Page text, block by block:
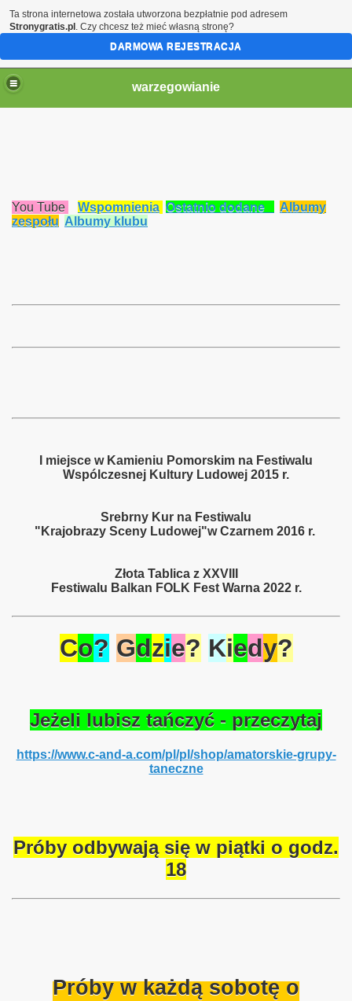
warzegowianie
You Tube Wspomnienia Ostatnio dodane
Albumy
zespołu Albumy klubu
I miejsce w Kamieniu Pomorskim na Festiwalu
Wspólczesnej Kultury Ludowej 2015 r.
Srebrny Kur na Festiwalu
"Krajobrazy Sceny Ludowej"w Czarnem 2016 r.
Złota Tablica z XXVIII
Festiwalu Balkan FOLK Fest Warna 2022 r.
Co? Gdzie? Kiedy?
Jeżeli lubisz tańczyć - przeczytaj
https://www.c-and-a.com/pl/pl/shop/amatorskie-grupy-
taneczne
Próby odbywają się w piątki o godz.
18
Próby w każdą sobotę o
Ta strona internetowa została utworzona bezpłatnie pod adresem
Stronygratis.pl . Czy chcesz też mieć własną stronę?
DARMOWA REJESTRACJA